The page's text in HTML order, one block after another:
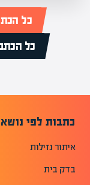
כל
כל
כתבות לפי
איתור נזילות
בדק בית